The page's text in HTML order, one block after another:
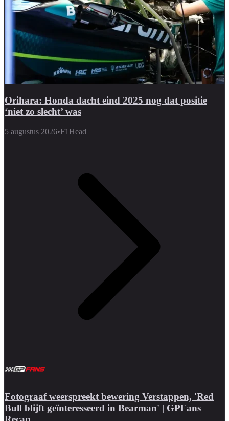
Orihara: Honda dacht eind 2025 nog dat positie
‘niet zo slecht’ was
5 augustus 2026•F1Head
Fotograaf weerspreekt bewering Verstappen, 'Red
Bull blijft geïnteresseerd in Bearman' | GPFans